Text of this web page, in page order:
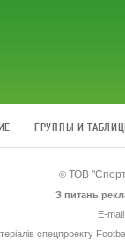
ГРУППЫ И
© ТОВ
З питань
E-
спецпроекту